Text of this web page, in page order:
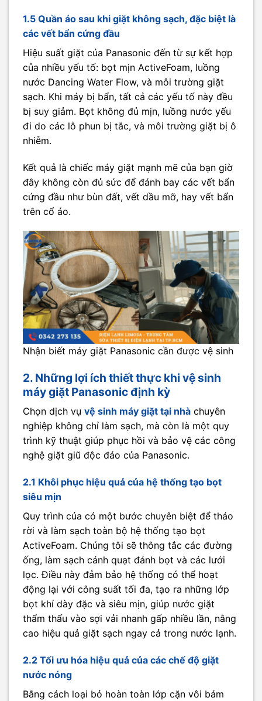
1.5 Quần áo sau khi giặt không sạch, đặc biệt là
các vết bẩn cứng đầu
Hiệu suất giặt của Panasonic đến từ sự kết hợp
của nhiều yếu tố: bọt mịn ActiveFoam, luồng
nước Dancing Water Flow, và môi trường giặt
sạch. Khi máy bị bẩn, tất cả các yếu tố này đều
bị suy giảm. Bọt không đủ mịn, luồng nước yếu
đi do các lỗ phun bị tắc, và môi trường giặt bị ô
nhiễm.
Kết quả là chiếc máy giặt mạnh mẽ của bạn giờ
đây không còn đủ sức để đánh bay các vết bẩn
cứng đầu như bùn đất, vết dầu mỡ, hay vết bẩn
trên cổ áo.
Nhận biết máy giặt Panasonic cần được vệ sinh
2. Những lợi ích thiết thực khi vệ sinh
máy giặt Panasonic định kỳ
Chọn dịch vụ vệ sinh máy giặt tại nhà​ chuyên
nghiệp không chỉ làm sạch, mà còn là một quy
trình kỹ thuật giúp phục hồi và bảo vệ các công
nghệ giặt giũ độc đáo của Panasonic.
2.1 Khôi phục hiệu quả của hệ thống tạo bọt
siêu mịn
Quy trình của có một bước chuyên biệt để tháo
rời và làm sạch toàn bộ hệ thống tạo bọt
ActiveFoam. Chúng tôi sẽ thông tắc các đường
ống, làm sạch cánh quạt đánh bọt và các lưới
lọc. Điều này đảm bảo hệ thống có thể hoạt
động lại với công suất tối đa, tạo ra những lớp
bọt khí dày đặc và siêu mịn, giúp nước giặt
thẩm thấu vào sợi vải nhanh gấp nhiều lần, nâng
cao hiệu quả giặt sạch ngay cả trong nước lạnh.
2.2 Tối ưu hóa hiệu quả của các chế độ giặt
nước nóng
Bằng cách loại bỏ hoàn toàn lớp cặn vôi bám